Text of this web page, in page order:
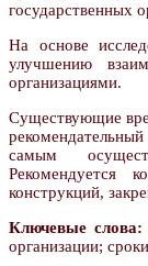
государственных
На основе
улучшению
организациями.
Существующие
самым
Рекомендуется
конструкций,
Ключевые слова:
организации;